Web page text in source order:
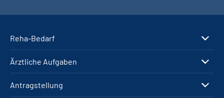
Reha-Bedarf
Ärztliche Aufgaben
Antragstellung